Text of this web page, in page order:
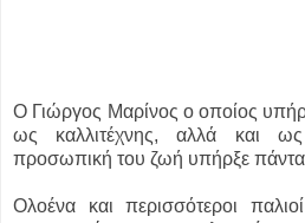
Ο Γιώργος Μαρίνος ο οποίος
ως καλλιτέχνης, αλλά και
προσωπική του ζωή υπήρξε πάντα
Ολοένα και περισσότεροι